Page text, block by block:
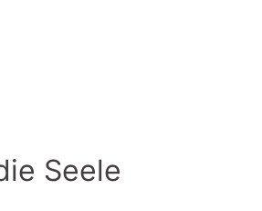
Seele